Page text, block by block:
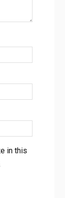
in this